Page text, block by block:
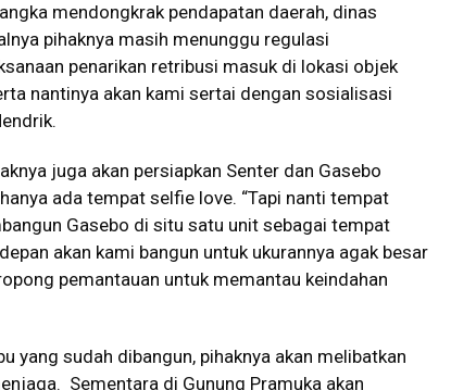
mendongkrak pendapatan daerah, dinas
pihaknya masih menunggu regulasi
penarikan retribusi masuk di lokasi objek
nantinya akan kami sertai dengan sosialisasi
juga akan persiapkan Senter dan Gasebo
ada tempat selfie love. “Tapi nanti tempat
Gasebo di situ satu unit sebagai tempat
akan kami bangun untuk ukurannya agak besar
pemantauan untuk memantau keindahan
yang sudah dibangun, pihaknya akan melibatkan
Sementara di Gunung Pramuka akan